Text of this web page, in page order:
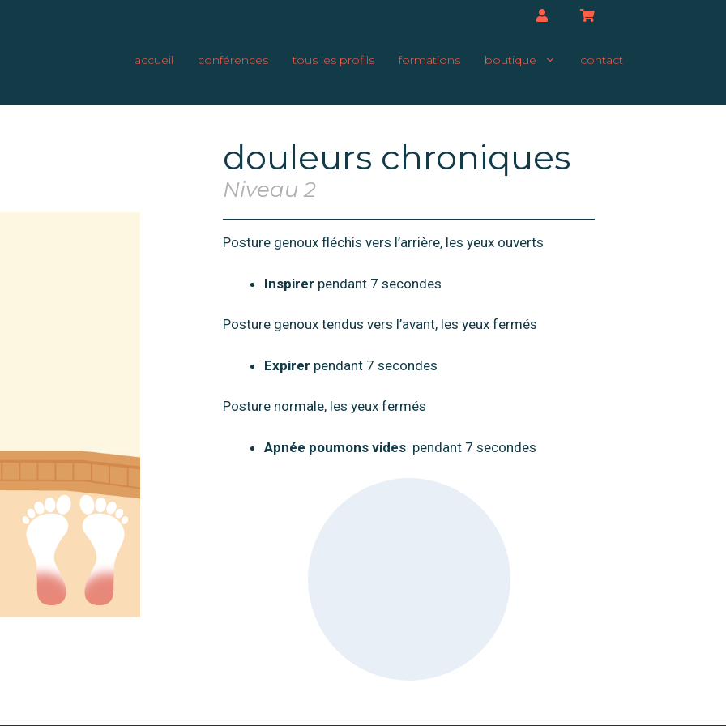
accueil conférences tous les profils formations boutique contact
douleurs chroniques
Niveau 2
Posture genoux fléchis vers l’arrière, les yeux ouverts
Inspirer pendant 7 secondes
Posture genoux tendus vers l’avant, les yeux fermés
Expirer pendant 7 secondes
Posture normale, les yeux fermés
Apnée poumons vides pendant 7 secondes